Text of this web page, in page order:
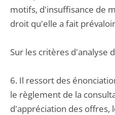
motifs, d'insuffisance de
droit qu'elle a fait
Sur les critères d'analyse
6. Il ressort des
le règlement de la
d'appréciation des